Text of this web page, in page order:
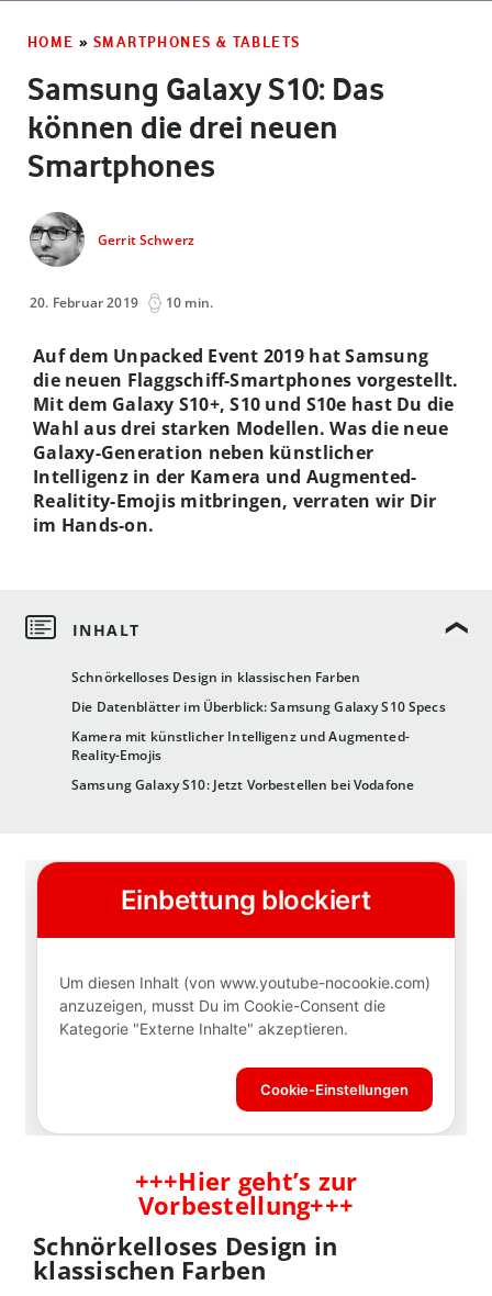
HOME » SMARTPHONES & TABLETS
Samsung Galaxy S10: Das
können die drei neuen
Smartphones
Gerrit Schwerz
20. Februar 2019 10 min.
Schnörkelloses Design in klassischen Farben
Die Datenblätter im Überblick: Samsung Galaxy S10 Specs
Kamera mit künstlicher Intelligenz und Augmented-
Reality-Emojis
Samsung Galaxy S10: Jetzt Vorbestellen bei Vodafone
Auf dem Unpacked Event 2019 hat Samsung
die neuen Flaggschiff-Smartphones vorgestellt.
Mit dem Galaxy S10+, S10 und S10e hast Du die
Wahl aus drei starken Modellen. Was die neue
Galaxy-Generation neben künstlicher
Intelligenz in der Kamera und Augmented-
Realitity-Emojis mitbringen, verraten wir Dir
im Hands-on.
+++Hier geht’s zur
Vorbestellung+++
Schnörkelloses Design in
klassischen Farben